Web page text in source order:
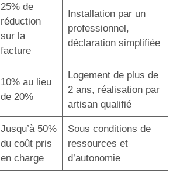
25% de
réduction
sur la
facture
Installation par un
professionnel,
déclaration simplifiée
10% au lieu
de 20%
Logement de plus de
2 ans, réalisation par
artisan qualifié
Jusqu’à 50%
du coût pris
en charge
Sous conditions de
ressources et
d’autonomie